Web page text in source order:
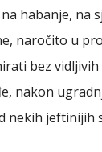
habanje, na
naročito u
bez
nakon
nekih jeftinijih